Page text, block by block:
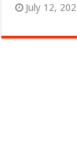
July 12,